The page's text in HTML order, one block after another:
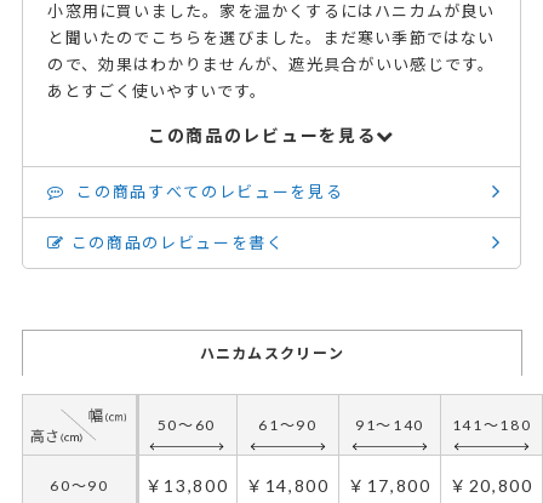
小窓用に買いました。家を温かくするにはハニカムが良い
と聞いたのでこちらを選びました。まだ寒い季節ではない
ので、効果はわかりませんが、遮光具合がいい感じです。
あとすごく使いやすいです。
この商品のレビューを見る
この商品すべてのレビューを見る
この商品のレビューを書く
ハニカムスクリーン
50～60 61～90 91～140 141～180
60～90 ￥13,800 ￥14,800 ￥17,800 ￥20,800